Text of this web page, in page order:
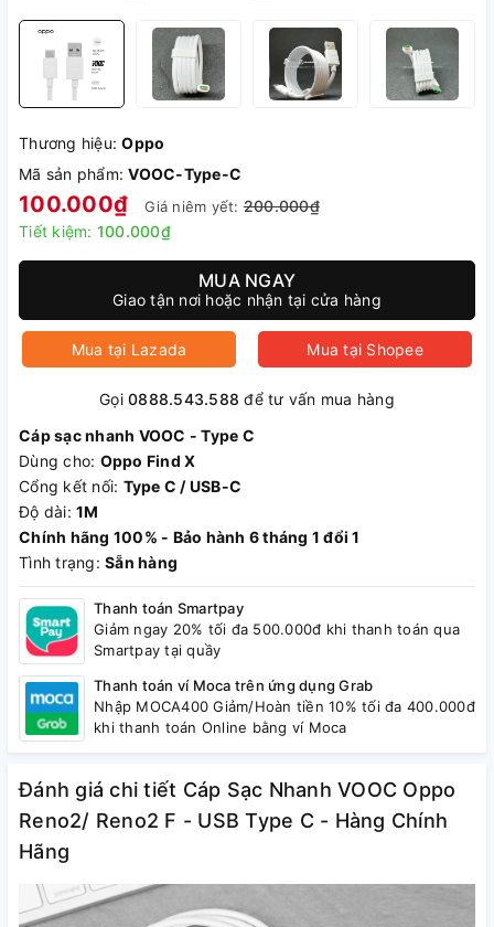
Thương hiệu:Oppo
Mã sản phẩm:VOOC-Type-C
100.000₫ Giá niêm yết:200.000₫
Tiết kiệm: 100.000₫
MUA NGAY
Giao tận nơi hoặc nhận tại cửa hàng
Mua tại Lazada Mua tại Shopee
Gọi0888.543.588 để tư vấn mua hàng
Cáp sạc nhanh VOOC - Type C
Dùng cho: Oppo Find X
Cổng kết nối: Type C / USB-C
Độ dài: 1M
Chính hãng 100% - Bảo hành 6 tháng 1 đổi 1
Tình trạng: Sẵn hàng
Thanh toán Smartpay
Giảm ngay 20% tối đa 500.000đ khi thanh toán qua
Smartpay tại quầy
Thanh toán ví Moca trên ứng dụng Grab
Nhập MOCA400 Giảm/Hoàn tiền 10% tối đa 400.000đ
khi thanh toán Online bằng ví Moca
Đánh giá chi tiết Cáp Sạc Nhanh VOOC Oppo
Reno2/ Reno2 F - USB Type C - Hàng Chính
Hãng